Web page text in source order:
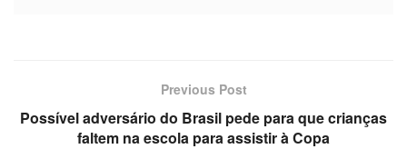
Previous Post
Possível adversário do Brasil pede para que crianças
faltem na escola para assistir à Copa